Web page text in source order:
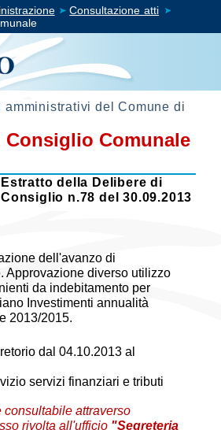
Consultazione atti
del Comune di
Consiglio Comunale
Estratto della Delibere di
Consiglio n.78 del 30.09.2013
dell'avanzo di
Approvazione diverso utilizzo
da indebitamento per
Investimenti annualità
2013/2015.
dal 04.10.2013 al
servizi finanziari e tributi
consultabile attraverso
rivolta all'ufficio "Segreteria